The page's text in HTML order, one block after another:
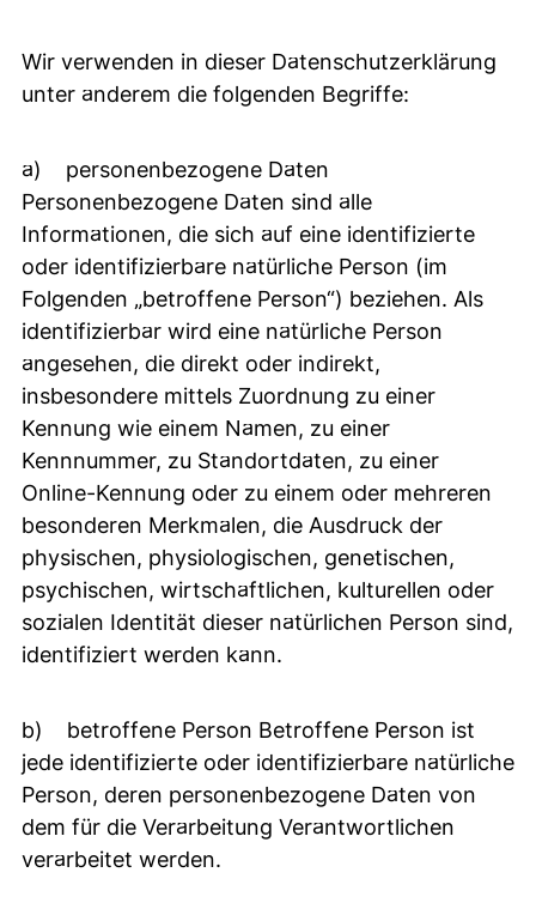
Wir verwenden in dieser Datenschutzerklärung
unter anderem die folgenden Begriffe:
a) personenbezogene Daten
Personenbezogene Daten sind alle
Informationen, die sich auf eine identifizierte
oder identifizierbare natürliche Person (im
Folgenden „betroffene Person“) beziehen. Als
identifizierbar wird eine natürliche Person
angesehen, die direkt oder indirekt,
insbesondere mittels Zuordnung zu einer
Kennung wie einem Namen, zu einer
Kennnummer, zu Standortdaten, zu einer
Online-Kennung oder zu einem oder mehreren
besonderen Merkmalen, die Ausdruck der
physischen, physiologischen, genetischen,
psychischen, wirtschaftlichen, kulturellen oder
sozialen Identität dieser natürlichen Person sind,
identifiziert werden kann.
b) betroffene Person Betroffene Person ist
jede identifizierte oder identifizierbare natürliche
Person, deren personenbezogene Daten von
dem für die Verarbeitung Verantwortlichen
verarbeitet werden.